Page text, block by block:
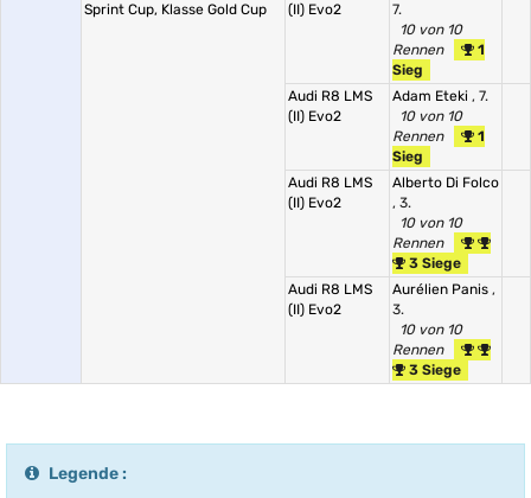
Sprint Cup, Klasse Gold Cup
(II) Evo2
7.
10 von 10
Rennen
1
Sieg
Audi R8 LMS
(II) Evo2
Adam Eteki , 7.
10 von 10
Rennen
1
Sieg
Audi R8 LMS
(II) Evo2
Alberto Di Folco
, 3.
10 von 10
Rennen
3 Siege
Audi R8 LMS
(II) Evo2
Aurélien Panis ,
3.
10 von 10
Rennen
3 Siege
Legende :